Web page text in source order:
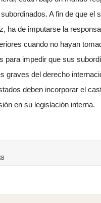
A fin de que el
ha de imputarse la
cuando no hayan
para impedir que sus
graves del derecho
deben incorporar el
en su legislación interna.